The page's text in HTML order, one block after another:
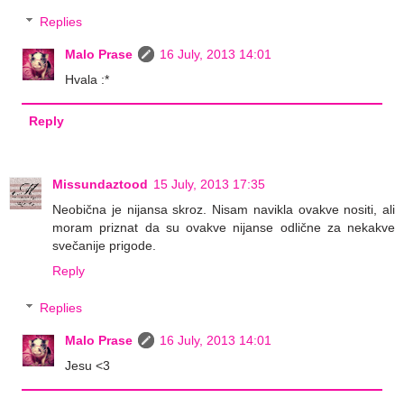
Replies
Malo Prase
16 July, 2013 14:01
Hvala :*
Reply
Missundaztood 15 July, 2013 17:35
Neobična je nijansa skroz. Nisam navikla ovakve nositi, ali
moram priznat da su ovakve nijanse odlične za nekakve
svečanije prigode.
Reply
Replies
Malo Prase
16 July, 2013 14:01
Jesu <3